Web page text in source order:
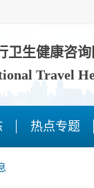
卫生健康咨
Travel
热点专题